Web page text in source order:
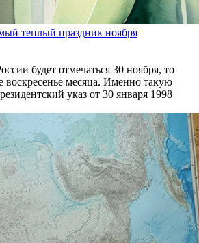
теплый праздник ноября
будет отмечаться 30 ноября, то
воскресенье месяца. Именно такую
указ от 30 января 1998